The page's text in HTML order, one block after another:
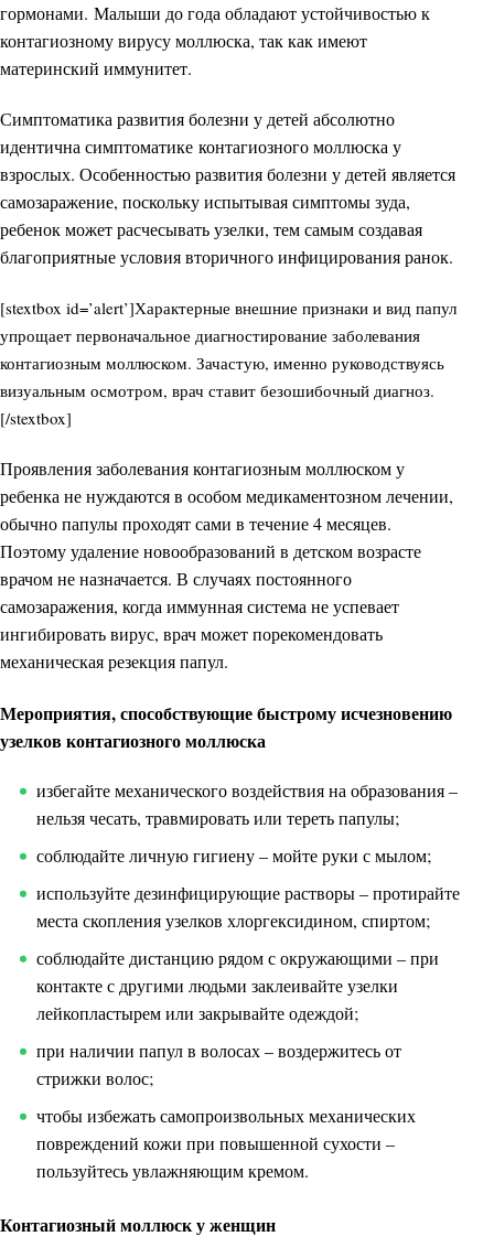
гормонами. Малыши до года обладают устойчивостью к
контагиозному вирусу моллюска, так как имеют
материнский иммунитет.
Симптоматика развития болезни у детей абсолютно
идентична симптоматике контагиозного моллюска у
взрослых. Особенностью развития болезни у детей является
самозаражение, поскольку испытывая симптомы зуда,
ребенок может расчесывать узелки, тем самым создавая
благоприятные условия вторичного инфицирования ранок.
[stextbox id=’alert’]Характерные внешние признаки и вид папул
упрощает первоначальное диагностирование заболевания
контагиозным моллюском. Зачастую, именно руководствуясь
визуальным осмотром, врач ставит безошибочный диагноз.
[/stextbox]
Проявления заболевания контагиозным моллюском у
ребенка не нуждаются в особом медикаментозном лечении,
обычно папулы проходят сами в течение 4 месяцев.
Поэтому удаление новообразований в детском возрасте
врачом не назначается. В случаях постоянного
самозаражения, когда иммунная система не успевает
ингибировать вирус, врач может порекомендовать
механическая резекция папул.
Мероприятия, способствующие быстрому исчезновению
узелков контагиозного моллюска
избегайте механического воздействия на образования –
нельзя чесать, травмировать или тереть папулы;
соблюдайте личную гигиену – мойте руки с мылом;
используйте дезинфицирующие растворы – протирайте
места скопления узелков хлоргексидином, спиртом;
соблюдайте дистанцию рядом с окружающими – при
контакте с другими людьми заклеивайте узелки
лейкопластырем или закрывайте одеждой;
при наличии папул в волосах – воздержитесь от
стрижки волос;
чтобы избежать самопроизвольных механических
повреждений кожи при повышенной сухости –
пользуйтесь увлажняющим кремом.
Контагиозный моллюск у женщин